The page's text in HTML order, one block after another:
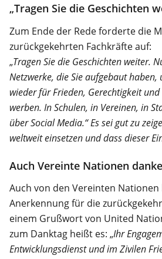
„Tragen Sie die Geschichten
Zum Ende der Rede forderte die
zurückgekehrten Fachkräfte auf:
„Tragen Sie die Geschichten weiter.
Netzwerke, die Sie aufgebaut
wieder für Frieden, Gerechtigkeit
werben. In Schulen, in Vereinen, in
über Social Media.“ Es sei gut zu
weltweit einsetzen und dass dieser
Auch Vereinte Nationen
Auch von den Vereinten
Anerkennung für die
einem Grußwort von United
zum Danktag heißt es: „Ihr
Entwicklungsdienst und im Zivilen